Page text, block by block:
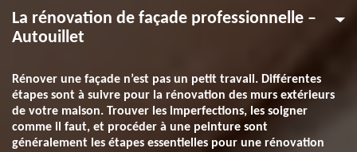
La rénovation de façade professionnelle –
Autouillet
Rénover une façade n’est pas un petit travail. Différentes
étapes sont à suivre pour la rénovation des murs extérieurs
de votre maison. Trouver les imperfections, les soigner
comme il faut, et procéder à une peinture sont
généralement les étapes essentielles pour une rénovation